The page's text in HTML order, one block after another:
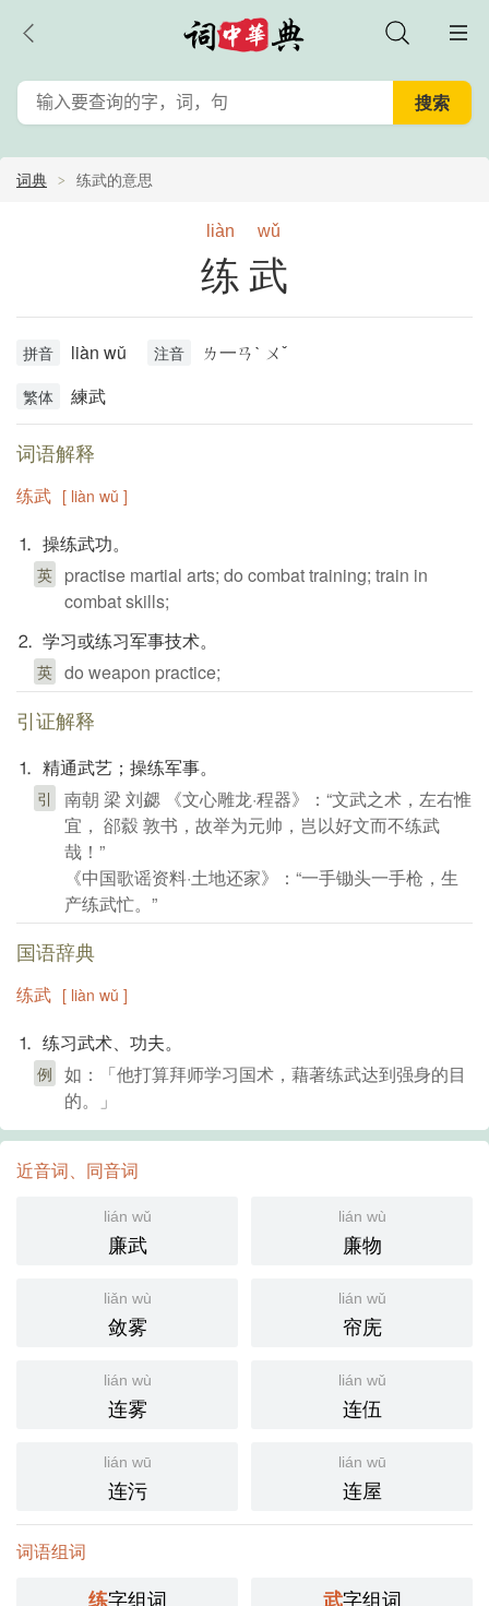
词典 练武的意思
liàn wǔ
练武
拼音 liàn wǔ 注音 ㄌ一ㄢˋ ㄨˇ
繁体 練武
词语解释
练武 [ liàn wǔ ]
⒈ 操练武功。
英 practise martial arts; do combat training; train in
combat skills;
⒉ 学习或练习军事技术。
英 do weapon practice;
引证解释
⒈ 精通武艺；操练军事。
引
南朝 梁 刘勰 《文心雕龙·程器》：“文武之术，左右惟
宜， 郤縠 敦书，故举为元帅，岂以好文而不练武
哉！”
《中国歌谣资料·土地还家》：“一手锄头一手枪，生
产练武忙。”
国语辞典
练武 [ liàn wǔ ]
⒈ 练习武术、功夫。
例 如：「他打算拜师学习国术，藉著练武达到强身的目
的。」
近音词、同音词
lián wǔ
廉武
lián wù
廉物
liǎn wù
敛雾
lián wǔ
帘庑
lián wù
连雾
lián wǔ
连伍
lián wū
连污
lián wū
连屋
词语组词
练字组词 武字组词